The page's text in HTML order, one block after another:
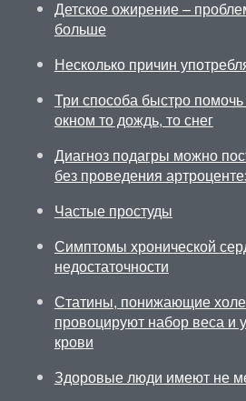
Детское ожирение –
больше
Несколько причин
Три способа быстро
окном то дождь, то снег
Диагноз подагры можно
без проведения
Частые простуды
Симптомы хронической
недостаточности
Статины, понижающие
провоцируют набор веса и
крови
Здоровые люди имеют не